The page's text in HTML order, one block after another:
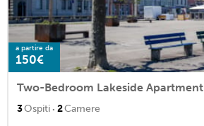
a partire da
150€
Two-Bedroom Lakeside Apartment
3Ospiti · 2Camere